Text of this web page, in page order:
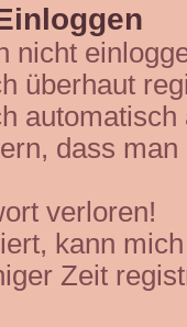
nicht
überhaut
automatisch
dass
verloren!
kann
Zeit